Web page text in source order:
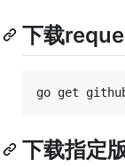
下载
go get
下载指定